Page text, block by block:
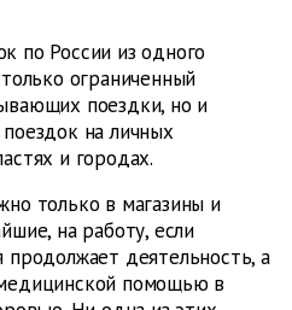
по России из одного
ограниченный
поездки, но и
на личных
и городах.
только в магазины и
на работу, если
продолжает деятельность, а
помощью в